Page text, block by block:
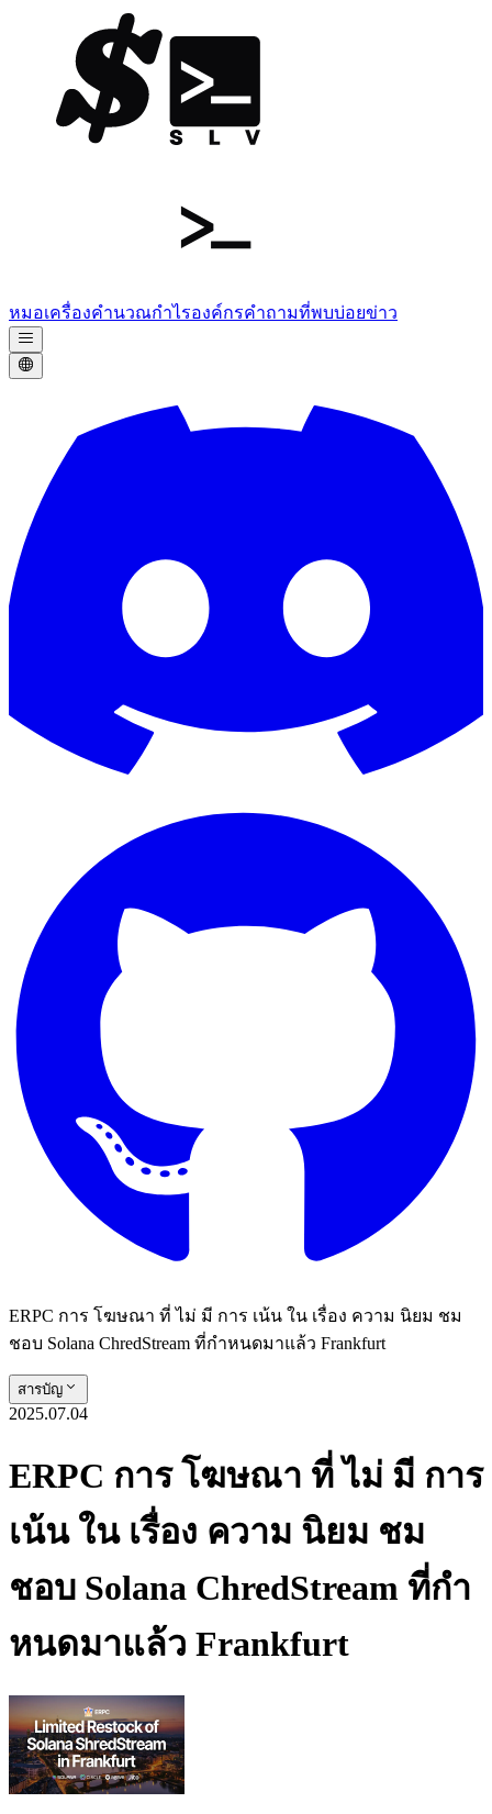
หมอเครื่องคำนวณกำไรองค์กรคำถามที่พบบ่อยข่าว
ERPC การ โฆษณา ที่ ไม่ มี การ เน้น ใน เรื่อง ความ นิยม ชม
ชอบ Solana ChredStream ที่กําหนดมาแล้ว Frankfurt
สารบัญ
2025.07.04
ERPC การ โฆษณา ที่ ไม่ มี การ
เน้น ใน เรื่อง ความ นิยม ชม
ชอบ Solana ChredStream ที่กํา
หนดมาแล้ว Frankfurt